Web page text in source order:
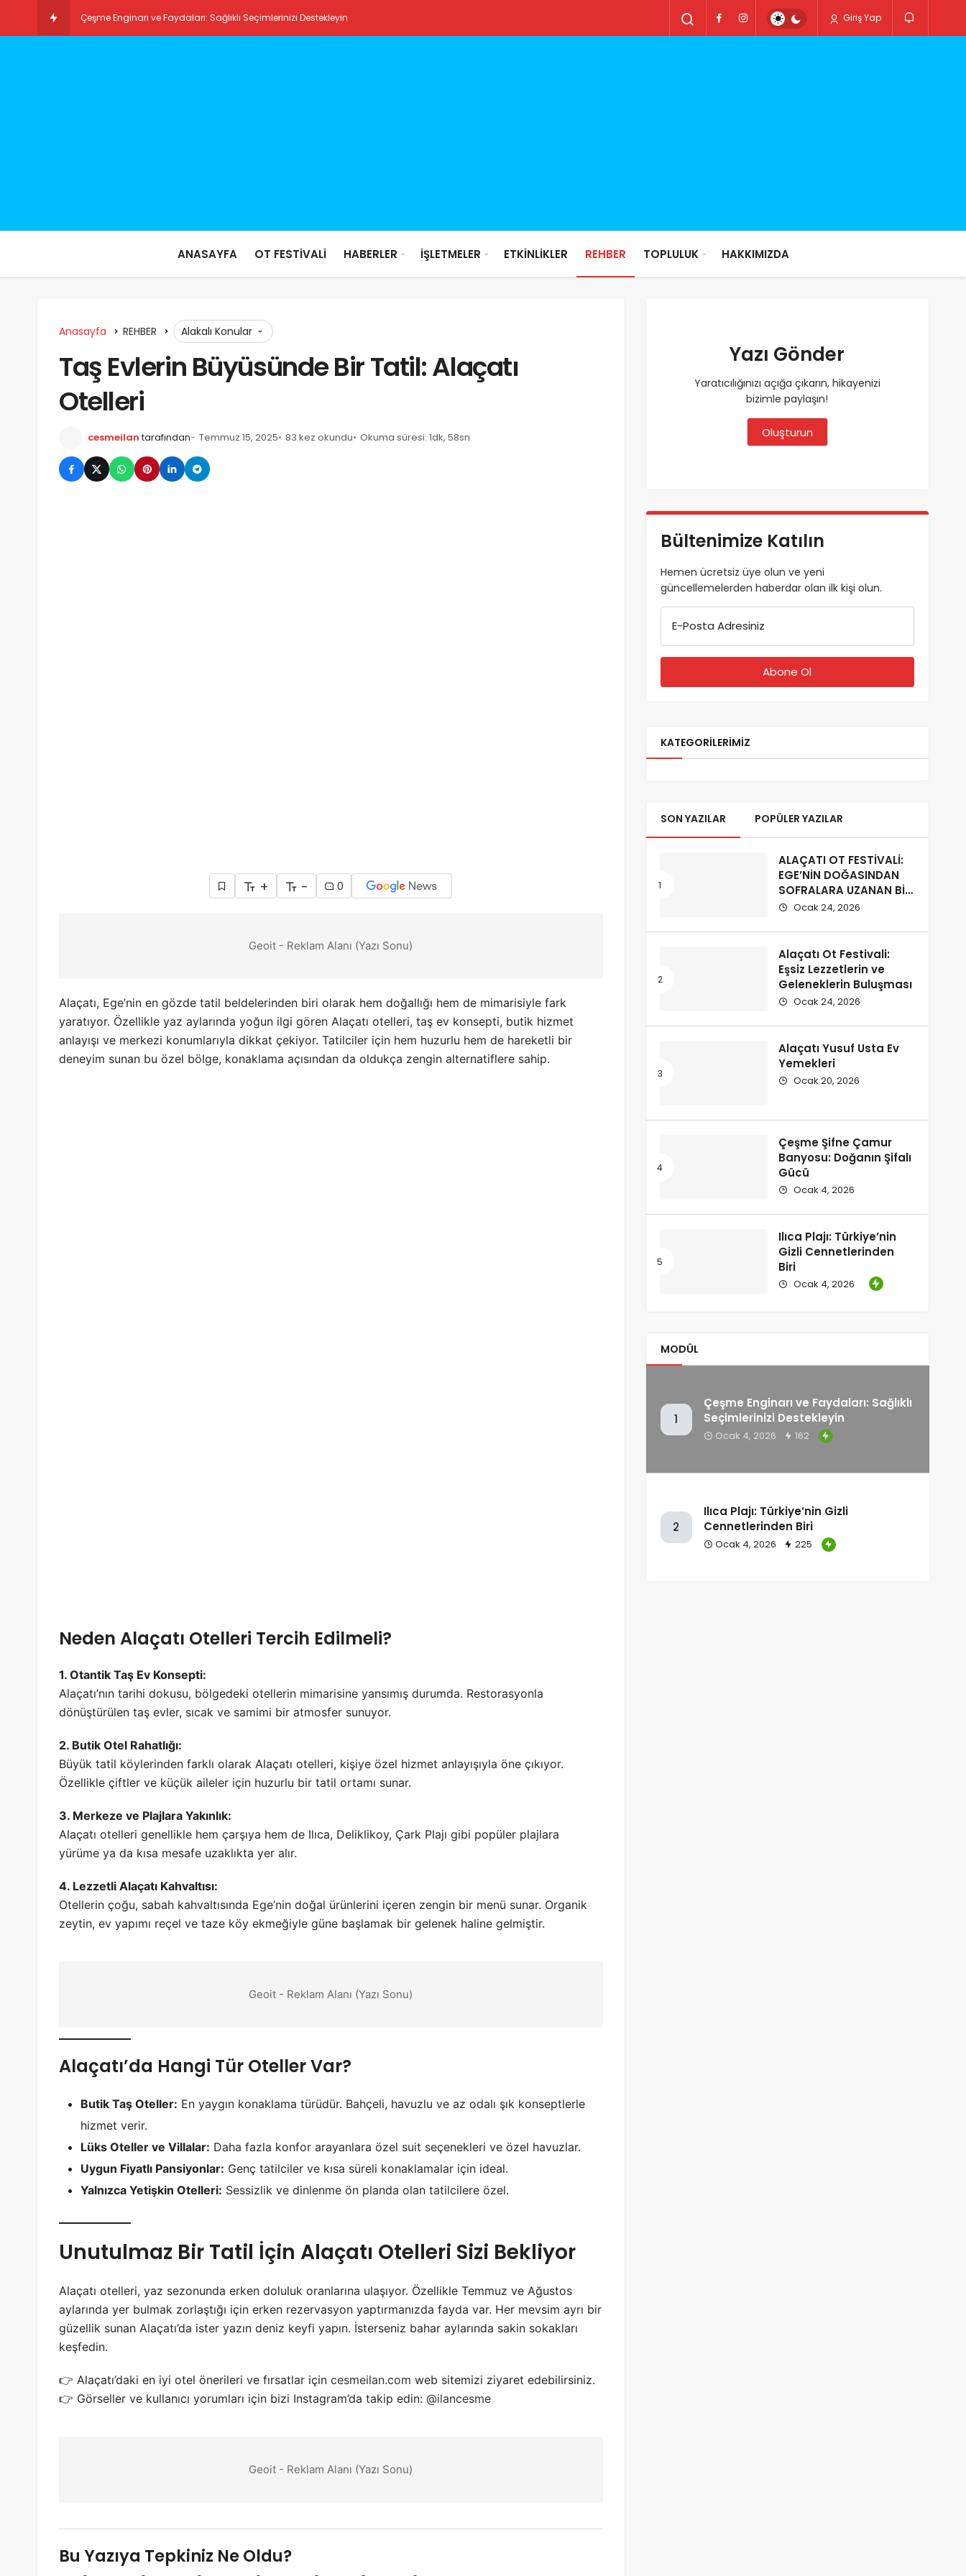
Çeşme Enginarı ve Faydaları: Sağlıklı Seçimlerinizi Destekleyin Giriş Yap
ANASAYFA OT FESTİVALİ HABERLER İŞLETMELER ETKİNLİKLER REHBER TOPLULUK HAKKIMIZDA
Anasayfa REHBER Alakalı Konular
Taş Evlerin Büyüsünde Bir Tatil: Alaçatı
Otelleri
cesmeilan tarafından Temmuz 15, 2025 83 kez okundu Okuma süresi: 1dk, 58sn
+ - 0
Geoit - Reklam Alanı (Yazı Sonu)
Alaçatı, Ege’nin en gözde tatil beldelerinden biri olarak hem doğallığı hem de mimarisiyle fark
yaratıyor. Özellikle yaz aylarında yoğun ilgi gören Alaçatı otelleri, taş ev konsepti, butik hizmet
anlayışı ve merkezi konumlarıyla dikkat çekiyor. Tatilciler için hem huzurlu hem de hareketli bir
deneyim sunan bu özel bölge, konaklama açısından da oldukça zengin alternatiflere sahip.
Neden Alaçatı Otelleri Tercih Edilmeli?
1. Otantik Taş Ev Konsepti:
Alaçatı’nın tarihi dokusu, bölgedeki otellerin mimarisine yansımış durumda. Restorasyonla
dönüştürülen taş evler, sıcak ve samimi bir atmosfer sunuyor.
2. Butik Otel Rahatlığı:
Büyük tatil köylerinden farklı olarak Alaçatı otelleri, kişiye özel hizmet anlayışıyla öne çıkıyor.
Özellikle çiftler ve küçük aileler için huzurlu bir tatil ortamı sunar.
3. Merkeze ve Plajlara Yakınlık:
Alaçatı otelleri genellikle hem çarşıya hem de Ilıca, Deliklikoy, Çark Plajı gibi popüler plajlara
yürüme ya da kısa mesafe uzaklıkta yer alır.
4. Lezzetli Alaçatı Kahvaltısı:
Otellerin çoğu, sabah kahvaltısında Ege’nin doğal ürünlerini içeren zengin bir menü sunar. Organik
zeytin, ev yapımı reçel ve taze köy ekmeğiyle güne başlamak bir gelenek haline gelmiştir.
Geoit - Reklam Alanı (Yazı Sonu)
Alaçatı’da Hangi Tür Oteller Var?
Butik Taş Oteller: En yaygın konaklama türüdür. Bahçeli, havuzlu ve az odalı şık konseptlerle
hizmet verir.
Lüks Oteller ve Villalar: Daha fazla konfor arayanlara özel suit seçenekleri ve özel havuzlar.
Uygun Fiyatlı Pansiyonlar: Genç tatilciler ve kısa süreli konaklamalar için ideal.
Yalnızca Yetişkin Otelleri: Sessizlik ve dinlenme ön planda olan tatilcilere özel.
Unutulmaz Bir Tatil İçin Alaçatı Otelleri Sizi Bekliyor
Alaçatı otelleri, yaz sezonunda erken doluluk oranlarına ulaşıyor. Özellikle Temmuz ve Ağustos
aylarında yer bulmak zorlaştığı için erken rezervasyon yaptırmanızda fayda var. Her mevsim ayrı bir
güzellik sunan Alaçatı’da ister yazın deniz keyfi yapın. İsterseniz bahar aylarında sakin sokakları
keşfedin.
👉 Alaçatı’daki en iyi otel önerileri ve fırsatlar için cesmeilan.com web sitemizi ziyaret edebilirsiniz.
👉 Görseller ve kullanıcı yorumları için bizi Instagram’da takip edin: @ilancesme
Geoit - Reklam Alanı (Yazı Sonu)
Bu Yazıya Tepkiniz Ne Oldu?
Yazı Gönder
Yaratıcılığınızı açığa çıkarın, hikayenizi
bizimle paylaşın!
Oluşturun
Bültenimize Katılın
Hemen ücretsiz üye olun ve yeni
güncellemelerden haberdar olan ilk kişi olun.
E-Posta Adresiniz
KATEGORILERIMIZ
SON YAZILAR POPÜLER YAZILAR
ALAÇATI OT FESTİVALİ:
EGE’NİN DOĞASINDAN
SOFRALARA UZANAN BİR
KÜLTÜR YOLCULUĞU
Ocak 24, 2026
Alaçatı Ot Festivali:
Eşsiz Lezzetlerin ve
Geleneklerin Buluşması
Ocak 24, 2026
Alaçatı Yusuf Usta Ev
Yemekleri
Ocak 20, 2026
Çeşme Şifne Çamur
Banyosu: Doğanın Şifalı
Gücü
Ocak 4, 2026
Ilıca Plajı: Türkiye’nin
Gizli Cennetlerinden
Biri
Ocak 4, 2026
MODÜL
1
Çeşme Enginarı ve Faydaları: Sağlıklı
Seçimlerinizi Destekleyin
Ocak 4, 2026 162
2
Ilıca Plajı: Türkiye’nin Gizli
Cennetlerinden Biri
Ocak 4, 2026 225